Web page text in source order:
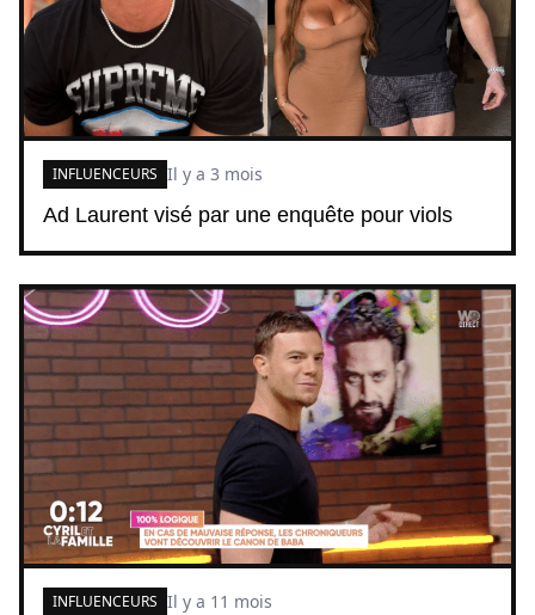
Ad Laurent visé par une enquête pour viols
INFLUENCEURS Il y a 3 mois
INFLUENCEURS Il y a 11 mois